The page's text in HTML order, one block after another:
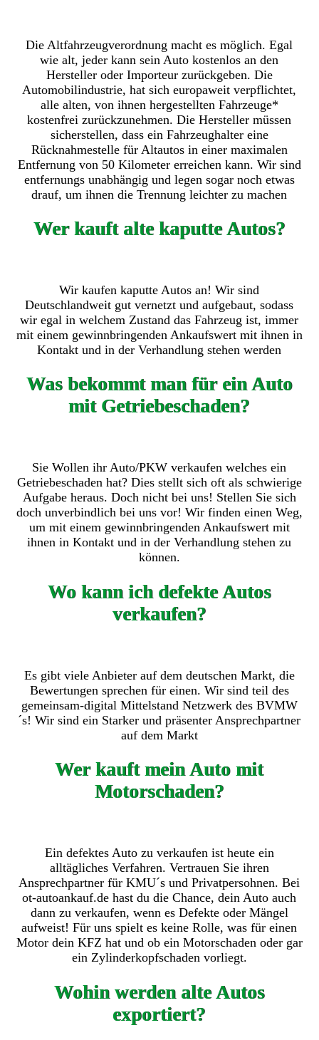
Die Altfahrzeugverordnung macht es möglich. Egal
wie alt, jeder kann sein Auto kostenlos an den
Hersteller oder Importeur zurückgeben. Die
Automobilindustrie, hat sich europaweit verpflichtet,
alle alten, von ihnen hergestellten Fahrzeuge*
kostenfrei zurückzunehmen. Die Hersteller müssen
sicherstellen, dass ein Fahrzeughalter eine
Rücknahmestelle für Altautos in einer maximalen
Entfernung von 50 Kilometer erreichen kann. Wir sind
entfernungs unabhängig und legen sogar noch etwas
drauf, um ihnen die Trennung leichter zu machen
Wer kauft alte kaputte Autos?
Wir kaufen kaputte Autos an! Wir sind
Deutschlandweit gut vernetzt und aufgebaut, sodass
wir egal in welchem Zustand das Fahrzeug ist, immer
mit einem gewinnbringenden Ankaufswert mit ihnen in
Kontakt und in der Verhandlung stehen werden
Was bekommt man für ein Auto
mit Getriebeschaden?
Sie Wollen ihr Auto/PKW verkaufen welches ein
Getriebeschaden hat? Dies stellt sich oft als schwierige
Aufgabe heraus. Doch nicht bei uns! Stellen Sie sich
doch unverbindlich bei uns vor! Wir finden einen Weg,
um mit einem gewinnbringenden Ankaufswert mit
ihnen in Kontakt und in der Verhandlung stehen zu
können.
Wo kann ich defekte Autos
verkaufen?
Es gibt viele Anbieter auf dem deutschen Markt, die
Bewertungen sprechen für einen. Wir sind teil des
gemeinsam-digital Mittelstand Netzwerk des BVMW
´s! Wir sind ein Starker und präsenter Ansprechpartner
auf dem Markt
Wer kauft mein Auto mit
Motorschaden?
Ein defektes Auto zu verkaufen ist heute ein
alltägliches Verfahren. Vertrauen Sie ihren
Ansprechpartner für KMU´s und Privatpersohnen. Bei
ot-autoankauf.de hast du die Chance, dein Auto auch
dann zu verkaufen, wenn es Defekte oder Mängel
aufweist! Für uns spielt es keine Rolle, was für einen
Motor dein KFZ hat und ob ein Motorschaden oder gar
ein Zylinderkopfschaden vorliegt.
Wohin werden alte Autos
exportiert?